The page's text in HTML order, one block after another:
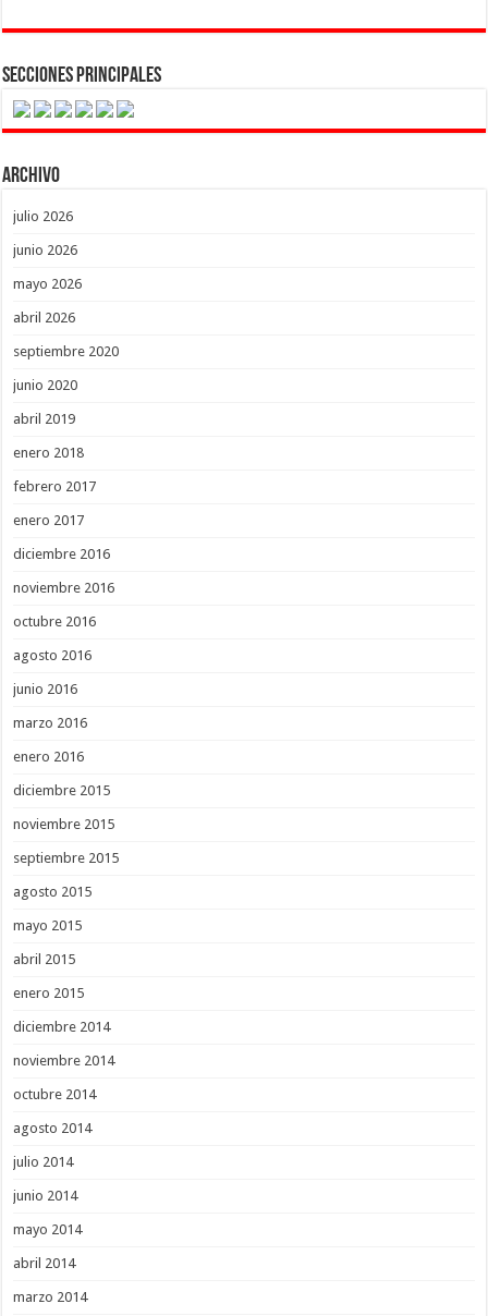
Secciones Principales
Archivo
julio 2026
junio 2026
mayo 2026
abril 2026
septiembre 2020
junio 2020
abril 2019
enero 2018
febrero 2017
enero 2017
diciembre 2016
noviembre 2016
octubre 2016
agosto 2016
junio 2016
marzo 2016
enero 2016
diciembre 2015
noviembre 2015
septiembre 2015
agosto 2015
mayo 2015
abril 2015
enero 2015
diciembre 2014
noviembre 2014
octubre 2014
agosto 2014
julio 2014
junio 2014
mayo 2014
abril 2014
marzo 2014